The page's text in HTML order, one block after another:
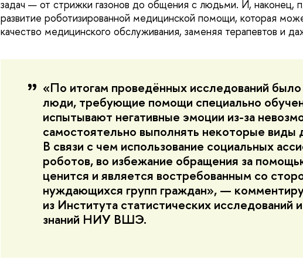
задач — от стрижки газонов до общения с людьми. И, наконец,
развитие роботизированной медицинской помощи, которая
качество медицинского обслуживания, заменяя терапевтов и
«По итогам проведённых исследований
люди, требующие помощи специально
испытывают негативные эмоции из-за
самостоятельно выполнять некоторые виды
В связи с чем использование социальных
роботов, во избежание обращения за
ценится и является востребованным со
нуждающихся групп граждан», —
из Института статистических исследований
знаний НИУ ВШЭ.